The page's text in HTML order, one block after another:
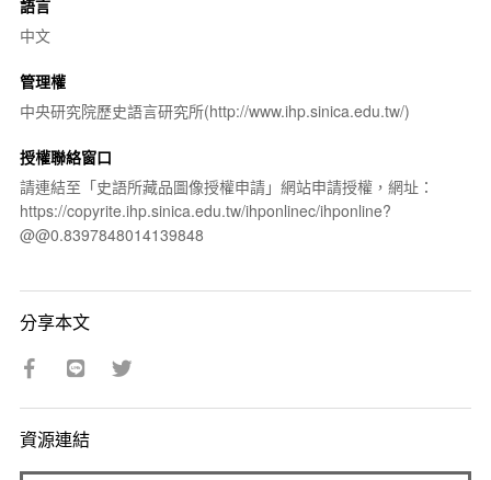
語言
中文
管理權
中央研究院歷史語言研究所(http://www.ihp.sinica.edu.tw/)
授權聯絡窗口
請連結至「史語所藏品圖像授權申請」網站申請授權，網址：
https://copyrite.ihp.sinica.edu.tw/ihponlinec/ihponline?
@@0.8397848014139848
分享本文
資源連結